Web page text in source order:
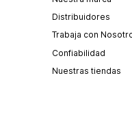
Distribuidores
Trabaja con
Confiabilidad
Nuestras tiendas